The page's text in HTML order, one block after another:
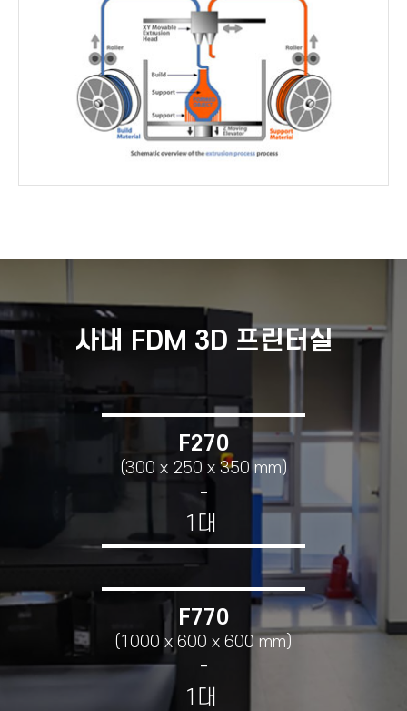
사내 FDM 3D 프린터실
F270
(300 x 250 x 350 mm)
-
1대
F770
(1000 x 600 x 600 mm)
-
1대